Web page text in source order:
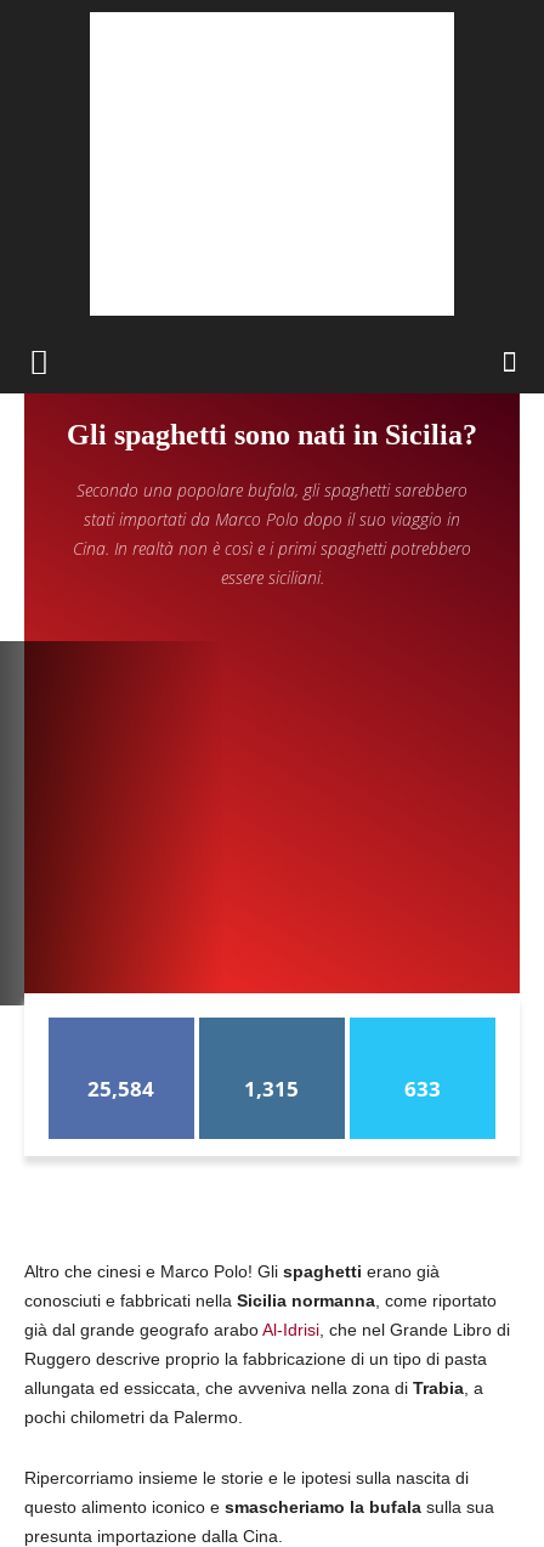
Gli spaghetti sono nati in Sicilia?
Secondo una popolare bufala, gli spaghetti sarebbero
stati importati da Marco Polo dopo il suo viaggio in
Cina. In realtà non è così e i primi spaghetti potrebbero
essere siciliani.
25,584 1,315 633
Altro che cinesi e Marco Polo! Gli spaghetti erano già
conosciuti e fabbricati nella Sicilia normanna , come riportato
già dal grande geografo araboAl-Idrisi , che nel Grande Libro di
Ruggero descrive proprio la fabbricazione di un tipo di pasta
allungata ed essiccata, che avveniva nella zona di Trabia , a
pochi chilometri da Palermo.
Ripercorriamo insieme le storie e le ipotesi sulla nascita di
questo alimento iconico e smascheriamo la bufala sulla sua
presunta importazione dalla Cina.